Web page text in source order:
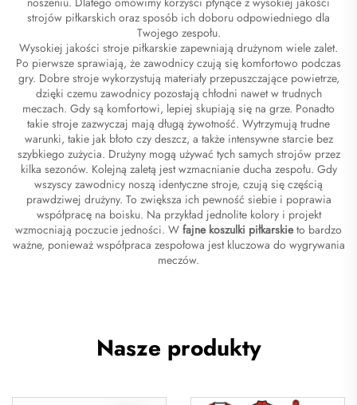
strojów piłkarskich oraz sposób ich doboru odpowiedniego dla
Twojego zespołu.
Wysokiej jakości stroje piłkarskie zapewniają drużynom wiele zalet.
Po pierwsze sprawiają, że zawodnicy czują się komfortowo podczas
gry. Dobre stroje wykorzystują materiały przepuszczające powietrze,
dzięki czemu zawodnicy pozostają chłodni nawet w trudnych
meczach. Gdy są komfortowi, lepiej skupiają się na grze. Ponadto
takie stroje zazwyczaj mają długą żywotność. Wytrzymują trudne
warunki, takie jak błoto czy deszcz, a także intensywne starcie bez
szybkiego zużycia. Drużyny mogą używać tych samych strojów przez
kilka sezonów. Kolejną zaletą jest wzmacnianie ducha zespołu. Gdy
wszyscy zawodnicy noszą identyczne stroje, czują się częścią
prawdziwej drużyny. To zwiększa ich pewność siebie i poprawia
współpracę na boisku. Na przykład jednolite kolory i projekt
wzmocniają poczucie jedności. W fajne koszulki piłkarskieto bardzo
ważne, ponieważ współpraca zespołowa jest kluczowa do wygrywania
meczów.
Nasze produkty